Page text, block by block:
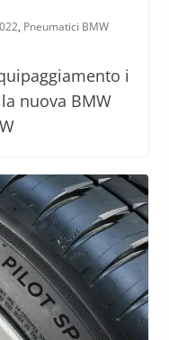
, Pneumatici BMW
i
nuova BMW